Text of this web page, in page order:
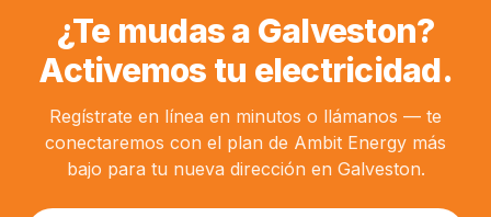
¿Te mudas a Galveston?
Activemos tu electricidad.
Regístrate en línea en minutos o llámanos — te
conectaremos con el plan de Ambit Energy más
bajo para tu nueva dirección en Galveston.